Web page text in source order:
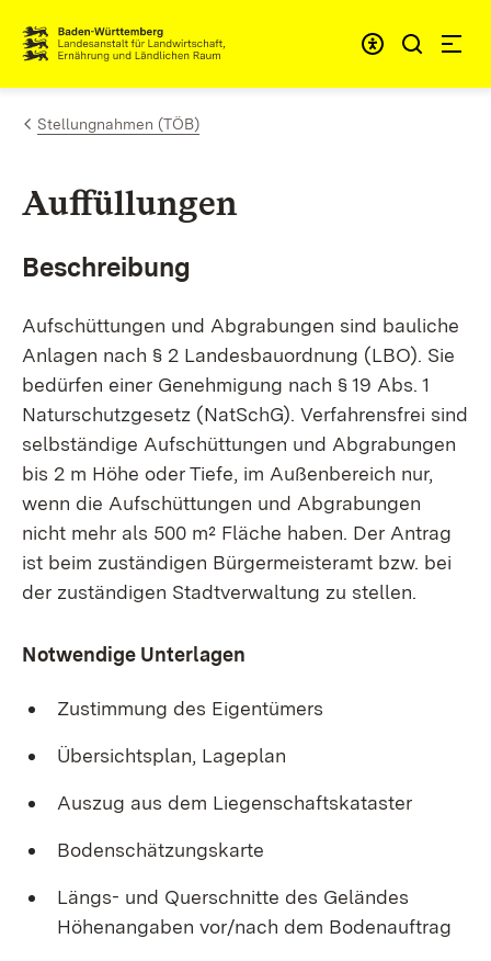
Zum Inhalt springen
Link zur Startseite
Stellungnahmen (TÖB)
Auffüllungen
Beschreibung
Aufschüttungen und Abgrabungen sind bauliche
Anlagen nach § 2 Landesbauordnung (LBO). Sie
bedürfen einer Genehmigung nach § 19 Abs. 1
Naturschutzgesetz (NatSchG). Verfahrensfrei sind
selbständige Aufschüttungen und Abgrabungen
bis 2 m Höhe oder Tiefe, im Außenbereich nur,
wenn die Aufschüttungen und Abgrabungen
nicht mehr als 500 m² Fläche haben. Der Antrag
ist beim zuständigen Bürgermeisteramt bzw. bei
der zuständigen Stadtverwaltung zu stellen.
Notwendige Unterlagen
Zustimmung des Eigentümers
Übersichtsplan, Lageplan
Auszug aus dem Liegenschaftskataster
Bodenschätzungskarte
Längs- und Querschnitte des Geländes
Höhenangaben vor/nach dem Bodenauftrag